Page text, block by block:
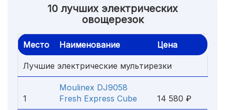
10 лучших электрических
овощерезок
Место Наименование Цена
Лучшие электрические мультирезки
1
Moulinex DJ9058
Fresh Express Cube
14 580 ₽